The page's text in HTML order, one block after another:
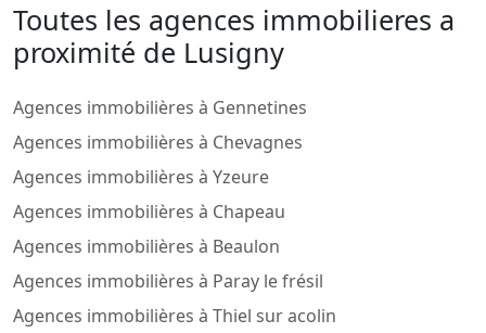
Toutes les agences immobilieres a
proximité de Lusigny
Agences immobilières à Gennetines
Agences immobilières à Chevagnes
Agences immobilières à Yzeure
Agences immobilières à Chapeau
Agences immobilières à Beaulon
Agences immobilières à Paray le frésil
Agences immobilières à Thiel sur acolin